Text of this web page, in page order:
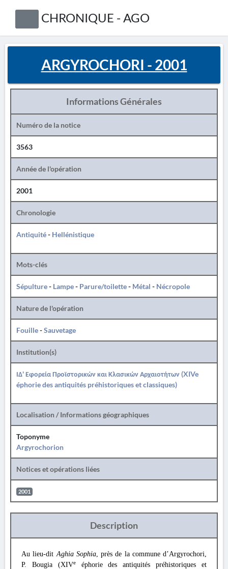
CHRONIQUE - AGO
ARGYROCHORI - 2001
Informations Générales
Numéro de la notice
3563
Année de l'opération
2001
Chronologie
Antiquité- Hellénistique
Mots-clés
Sépulture- Lampe- Parure/toilette- Métal - Nécropole
Nature de l'opération
Fouille-Sauvetage
Institution(s)
ΙΔ' Εφορεία Προϊστορικών και Κλασικών Αρχαιοτήτων (XIVe
éphorie des antiquités préhistoriques et classiques)
Localisation / Informations géographiques
Toponyme
Argyrochorion
Notices et opérations liées
2001
Description
Au lieu-ditAghia Sophia, près de la commune d’Argyrochori,
P. Bougia (XIVeéphorie des antiquités préhistoriques et